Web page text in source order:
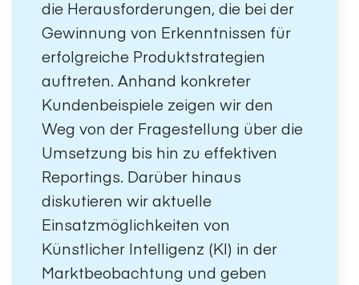
die Herausforderungen, die bei der
Gewinnung von Erkenntnissen für
erfolgreiche Produktstrategien
auftreten. Anhand konkreter
Kundenbeispiele zeigen wir den
Weg von der Fragestellung über die
Umsetzung bis hin zu effektiven
Reportings. Darüber hinaus
diskutieren wir aktuelle
Einsatzmöglichkeiten von
Künstlicher Intelligenz (KI) in der
Marktbeobachtung und geben